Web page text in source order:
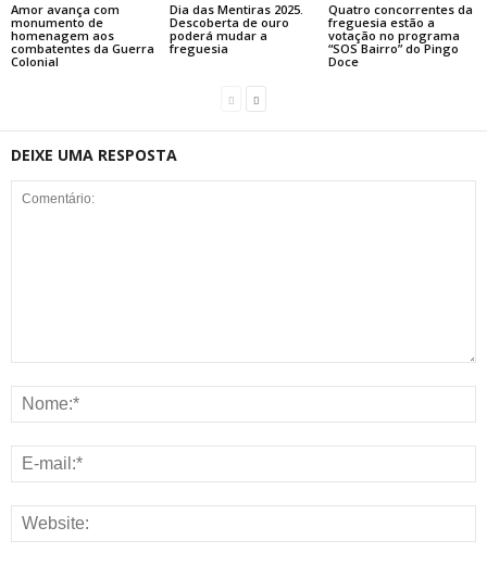
Amor avança com
monumento de
homenagem aos
combatentes da Guerra
Colonial
Dia das Mentiras 2025.
Descoberta de ouro
poderá mudar a
freguesia
Quatro concorrentes da
freguesia estão a
votação no programa
“SOS Bairro” do Pingo
Doce
DEIXE UMA RESPOSTA